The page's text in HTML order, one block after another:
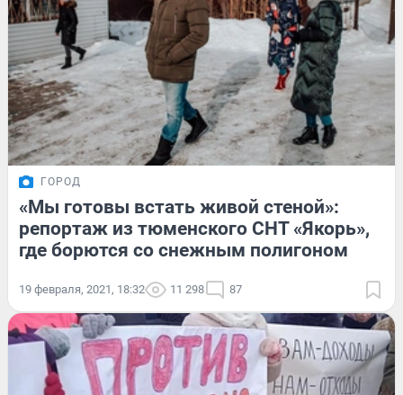
ГОРОД
«Мы готовы встать живой стеной»:
репортаж из тюменского СНТ «Якорь»,
где борются со снежным полигоном
19 февраля, 2021, 18:32 11 298 87